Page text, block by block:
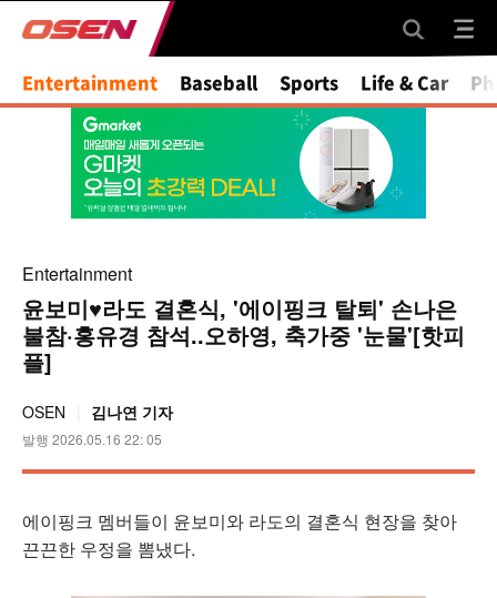
Entertainment Baseball Sports Life & Car
Entertainment
윤보미♥라도 결혼식, '에이핑크 탈퇴' 손나은
불참·홍유경 참석..오하영, 축가중 '눈물'[핫피
플]
OSEN 김나연 기자
발행 2026.05.16 22: 05
에이핑크 멤버들이 윤보미와 라도의 결혼식 현장을 찾아
끈끈한 우정을 뽐냈다.